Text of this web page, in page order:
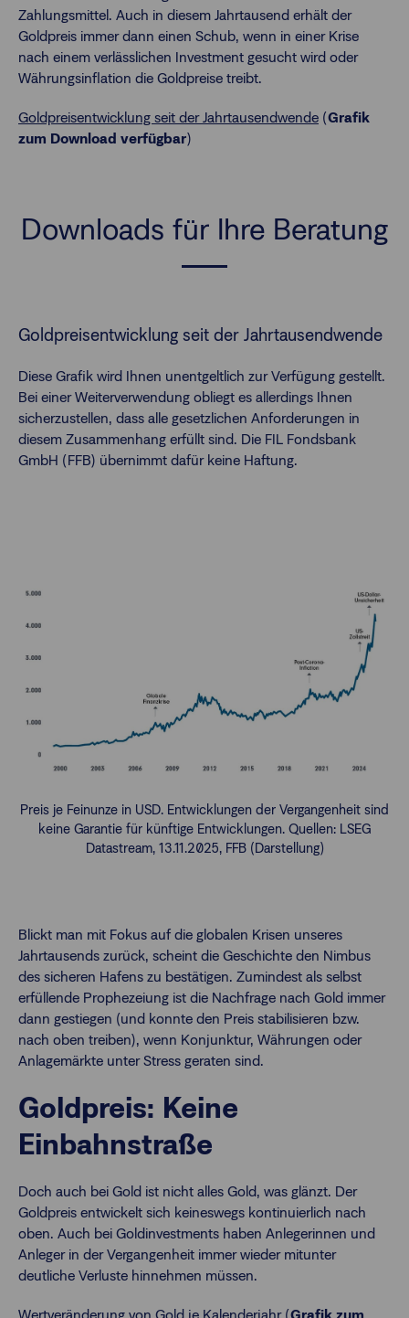
Zahlungsmittel. Auch in diesem Jahrtausend erhält der
Goldpreis immer dann einen Schub, wenn in einer Krise
nach einem verlässlichen Investment gesucht wird oder
Währungsinflation die Goldpreise treibt.
Goldpreisentwicklung seit der Jahrtausendwende (Grafik
zum Download verfügbar)
Downloads für Ihre Beratung
Goldpreisentwicklung seit der Jahrtausendwende
Diese Grafik wird Ihnen unentgeltlich zur Verfügung gestellt.
Bei einer Weiterverwendung obliegt es allerdings Ihnen
sicherzustellen, dass alle gesetzlichen Anforderungen in
diesem Zusammenhang erfüllt sind. Die FIL Fondsbank
GmbH (FFB) übernimmt dafür keine Haftung.
Preis je Feinunze in USD. Entwicklungen der Vergangenheit sind
keine Garantie für künftige Entwicklungen. Quellen: LSEG
Datastream, 13.11.2025, FFB (Darstellung)
Blickt man mit Fokus auf die globalen Krisen unseres
Jahrtausends zurück, scheint die Geschichte den Nimbus
des sicheren Hafens zu bestätigen. Zumindest als selbst
erfüllende Prophezeiung ist die Nachfrage nach Gold immer
dann gestiegen (und konnte den Preis stabilisieren bzw.
nach oben treiben), wenn Konjunktur, Währungen oder
Anlagemärkte unter Stress geraten sind.
Goldpreis: Keine
Einbahnstraße
Doch auch bei Gold ist nicht alles Gold, was glänzt. Der
Goldpreis entwickelt sich keineswegs kontinuierlich nach
oben. Auch bei Goldinvestments haben Anlegerinnen und
Anleger in der Vergangenheit immer wieder mitunter
deutliche Verluste hinnehmen müssen.